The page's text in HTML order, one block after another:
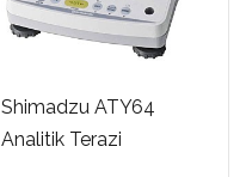
Shimadzu ATY64
Analitik Terazi